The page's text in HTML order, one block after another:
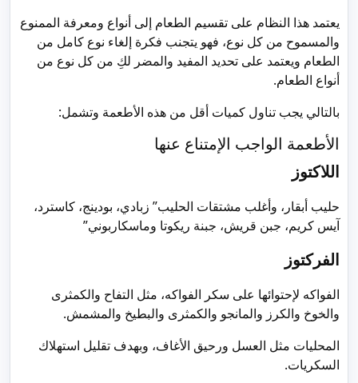
يعتمد هذا النظام على تقسيم الطعام إلى أنواع ومعرفة الممنوع
والمسموح من كل نوع، فهو يتجنب فكرة إلغاء نوع كامل من
الطعام ويعتمد على تحديد المفيد والمضر لكِ من كل نوع من
أنواع الطعام.
بالتالي يجب تناول كميات أقل من هذه الأطعمة وتشمل:
الأطعمة الواجب الإمتناع عنها
اللاكتوز
حليب أبقار، وأغلب مشتقات الحليب” زبادي، بودينج، كاسترد،
آيس كريم، جبن قريش، جبنة ريكوتا وماسكاربوني”
الفركتوز
الفواكه لإحتوائها على سكر الفواكه، مثل التفاح والكمثرى
والخوخ والكرز والمانجو والكمثرى والبطيخ والمشمش.
المحليات مثل العسل ورحيق الأغاف، وبهدف تقليل استهلاك
السكريات.